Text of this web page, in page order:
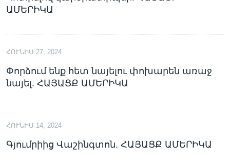
ԱՄԵՐԻԿԱ
ՀՈՒՆԻՍ 27, 2024
Փորձում ենք հետ նայելու փոխարեն առաջ
նայել. ՀԱՅԱՑՔ ԱՄԵՐԻԿԱ
ՀՈՒՆԻՍ 14, 2024
Գյումրիից Վաշինգտոն. ՀԱՅԱՑՔ ԱՄԵՐԻԿԱ